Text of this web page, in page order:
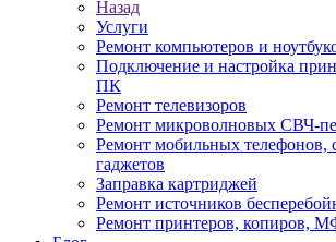
Назад
Услуги
Ремонт компьютеров и
Подключение и настройка
ПК
Ремонт телевизоров
Ремонт микроволновых СВЧ-
Ремонт мобильных телефонов,
гаджетов
Заправка картриджей
Ремонт источников
Ремонт принтеров, копиров,